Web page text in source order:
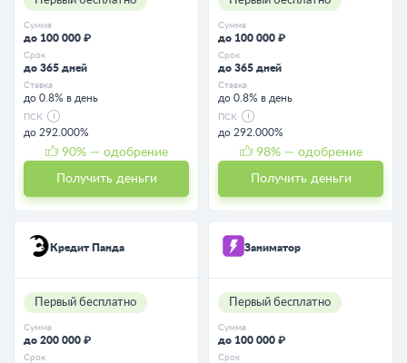
Сумма
до 100 000 ₽
Срок
до 365 дней
Ставка
до 0.8% в день
ПСК
до 292.000%
90% — одобрение
Получить деньги
Сумма
до 100 000 ₽
Срок
до 365 дней
Ставка
до 0.8% в день
ПСК
до 292.000%
98% — одобрение
Получить деньги
Кредит Панда
Первый бесплатно
Сумма
до 200 000 ₽
Срок
Заниматор
Первый бесплатно
Сумма
до 100 000 ₽
Срок